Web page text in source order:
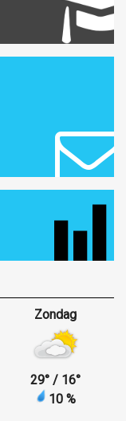
Zondag
29° / 16°
10 %